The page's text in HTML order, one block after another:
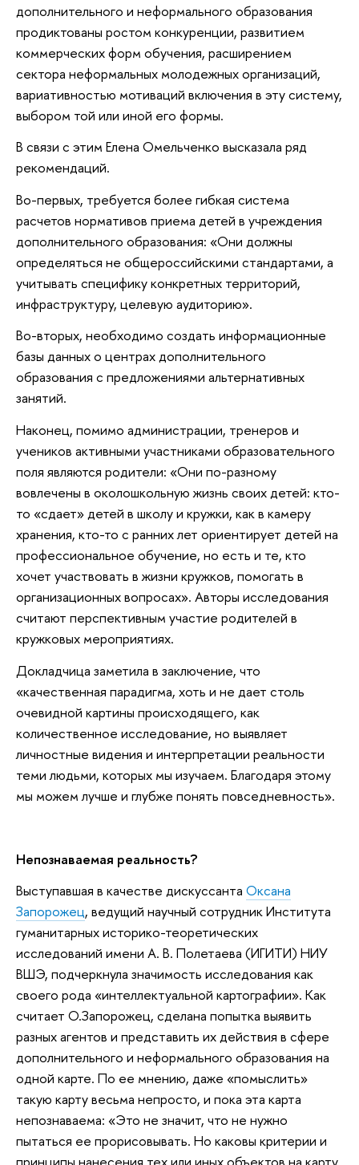
дополнительного и неформального образования
продиктованы ростом конкуренции, развитием
коммерческих форм обучения, расширением
сектора неформальных молодежных организаций,
вариативностью мотиваций включения в эту систему,
выбором той или иной его формы.
В связи с этим Елена Омельченко высказала ряд
рекомендаций.
Во-первых, требуется более гибкая система
расчетов нормативов приема детей в учреждения
дополнительного образования: «Они должны
определяться не общероссийскими стандартами, а
учитывать специфику конкретных территорий,
инфраструктуру, целевую аудиторию».
Во-вторых, необходимо создать информационные
базы данных о центрах дополнительного
образования с предложениями альтернативных
занятий.
Наконец, помимо администрации, тренеров и
учеников активными участниками образовательного
поля являются родители: «Они по-разному
вовлечены в околошкольную жизнь своих детей: кто-
то «сдает» детей в школу и кружки, как в камеру
хранения, кто-то с ранних лет ориентирует детей на
профессиональное обучение, но есть и те, кто
хочет участвовать в жизни кружков, помогать в
организационных вопросах». Авторы исследования
считают перспективным участие родителей в
кружковых мероприятиях.
Докладчица заметила в заключение, что
«качественная парадигма, хоть и не дает столь
очевидной картины происходящего, как
количественное исследование, но выявляет
личностные видения и интерпретации реальности
теми людьми, которых мы изучаем. Благодаря этому
мы можем лучше и глубже понять повседневность».
Непознаваемая реальность?
Выступавшая в качестве дискуссанта Оксана
Запорожец, ведущий научный сотрудник Института
гуманитарных историко-теоретических
исследований имени А. В. Полетаева (ИГИТИ) НИУ
ВШЭ, подчеркнула значимость исследования как
своего рода «интеллектуальной картографии». Как
считает О.Запорожец, сделана попытка выявить
разных агентов и представить их действия в сфере
дополнительного и неформального образования на
одной карте. По ее мнению, даже «помыслить»
такую карту весьма непросто, и пока эта карта
непознаваема: «Это не значит, что не нужно
пытаться ее прорисовывать. Но каковы критерии и